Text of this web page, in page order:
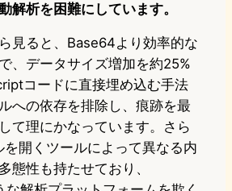
解析を困難にしています。
見ると、Base64より効率的な
、データサイズ増加を約25%
コードに直接埋め込む手法
への依存を排除し、痕跡を最
て理にかなっています。さら
を開くツールによって異なる内
態性も持たせており、